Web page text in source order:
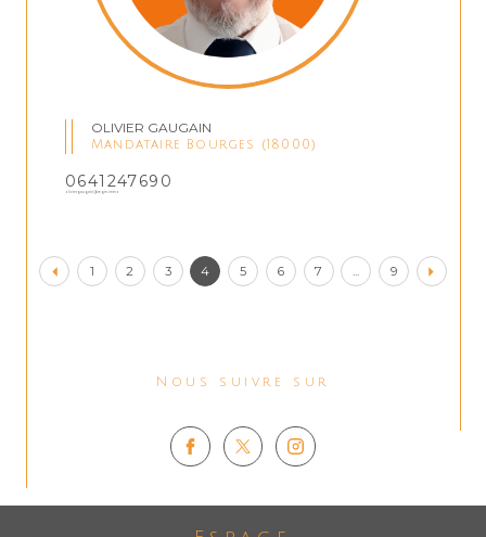
OLIVIER GAUGAIN
Mandataire Bourges (18000)
0641247690
oliviergaugain@regm.immo
1 2 3 4 5 6 7 ... 9
Nous suivre sur